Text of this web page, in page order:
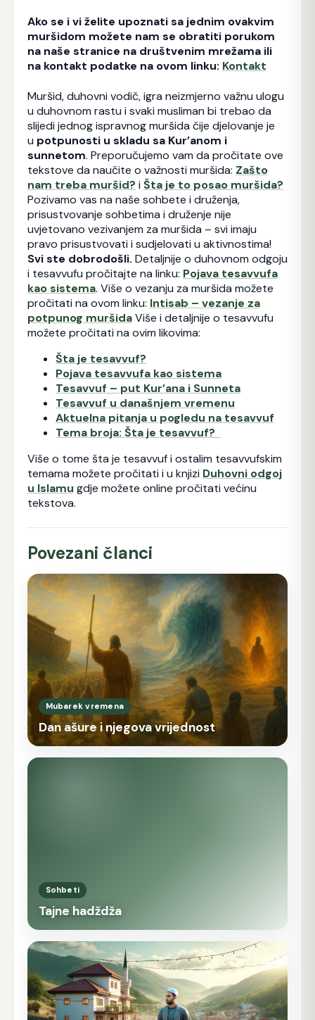
Ako se i vi želite upoznati sa jednim ovakvim
muršidom možete nam se obratiti porukom
na naše stranice na društvenim mrežama ili
na kontakt podatke na ovom linku: Kontakt
Muršid, duhovni vodič, igra neizmjerno važnu ulogu
u duhovnom rastu i svaki musliman bi trebao da
slijedi jednog ispravnog muršida čije djelovanje je
u potpunosti u skladu sa Kur’anom i
sunnetom. Preporučujemo vam da pročitate ove
tekstove da naučite o važnosti muršida: Zašto
nam treba muršid? i Šta je to posao muršida?
Pozivamo vas na naše sohbete i druženja,
prisustvovanje sohbetima i druženje nije
uvjetovano vezivanjem za muršida – svi imaju
pravo prisustvovati i sudjelovati u aktivnostima!
Svi ste dobrodošli. Detaljnije o duhovnom odgoju
i tesavvufu pročitajte na linku: Pojava tesavvufa
kao sistema. Više o vezanju za muršida možete
pročitati na ovom linku: Intisab – vezanje za
potpunog muršidaViše i detaljnije o tesavvufu
možete pročitati na ovim likovima:
Šta je tesavvuf?
Pojava tesavvufa kao sistema
Tesavvuf – put Kur’ana i Sunneta
Tesavvuf u današnjem vremenu
Aktuelna pitanja u pogledu na tesavvuf
Tema broja: Šta je tesavvuf?
Više o tome šta je tesavvuf i ostalim tesavvufskim
temama možete pročitati i u knjizi Duhovni odgoj
u Islamu gdje možete online pročitati većinu
tekstova.
Povezani članci
Mubarek vremena
Dan ašure i njegova vrijednost
Sohbeti
Tajne hadždža